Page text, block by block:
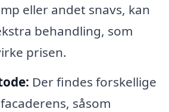
eller andet snavs, kan
behandling, som
prisen.
Der findes forskellige
såsom